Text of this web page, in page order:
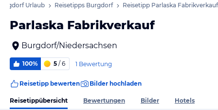
Urlaub Reisetipps Burgdorf Reisetipp Parlaska Fabrikverkauf
Parlaska Fabrikverkauf
Burgdorf/Niedersachsen
100% 5 / 6 1 Bewertung
Reisetipp bewerten Bilder hochladen
Reisetippübersicht Bewertungen Bilder Hotels